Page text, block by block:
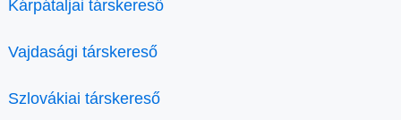
Kárpátaljai társkereső
Vajdasági társkereső
Szlovákiai társkereső